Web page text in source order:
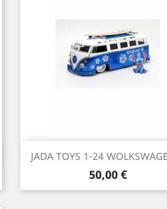
JADA TOYS 1-24
Precio
50,00 €
 Vista rápida